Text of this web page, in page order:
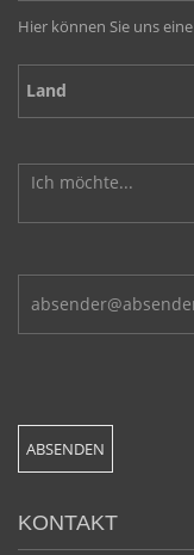
Hier können Sie uns
KONTAKT